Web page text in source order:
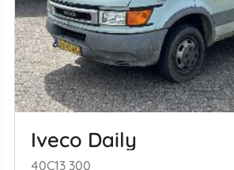
Iveco Daily
40C13 300